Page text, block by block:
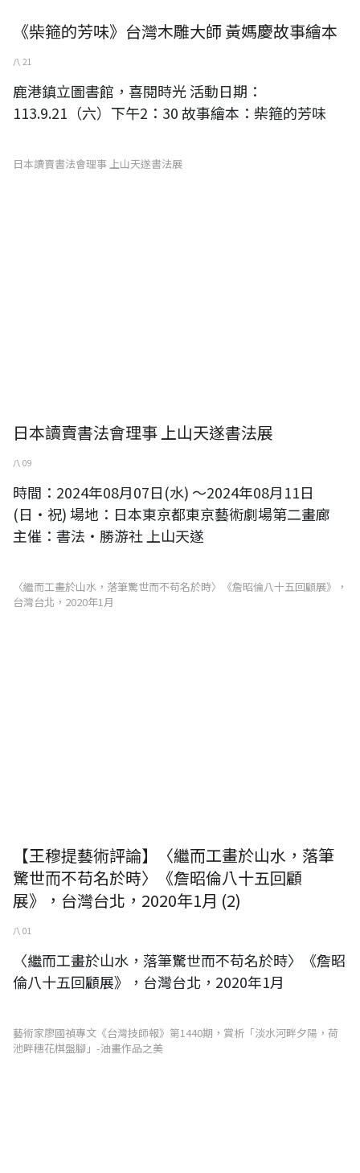
《柴箍的芳味》台灣木雕大師 黃媽慶故事繪本
八 21
鹿港鎮立圖書館，喜閱時光 活動日期：
113.9.21（六）下午2：30 故事繪本：柴箍的芳味
日本讀賣書法會理事 上山天遂書法展
日本讀賣書法會理事 上山天遂書法展
八 09
時間：2024年08月07日(水) ～2024年08月11日
(日・祝) 場地：日本東京都東京藝術劇場第二畫廊
主催：書法・勝游社 上山天遂
〈繼而工畫於山水，落筆驚世而不苟名於時〉《詹昭倫八十五回顧展》，
台灣台北，2020年1月
【王穆提藝術評論】〈繼而工畫於山水，落筆
驚世而不苟名於時〉《詹昭倫八十五回顧
展》，台灣台北，2020年1月 (2)
八 01
〈繼而工畫於山水，落筆驚世而不苟名於時〉《詹昭
倫八十五回顧展》，台灣台北，2020年1月
藝術家廖國禎專文《台灣技師報》第1440期，賞析「淡水河畔夕陽，荷
池畔穗花棋盤腳」-油畫作品之美